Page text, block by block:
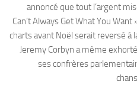
annoncé que tout l’argent
Can’t Always Get What You
charts avant Noël serait reversé à
Jeremy Corbyn a même
ses confrères